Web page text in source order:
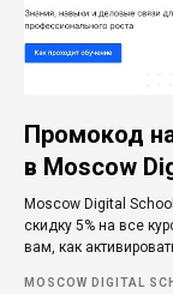
Промокод
в Moscow
Moscow Digital
скидку 5% на все
вам, как
MOSCOW DIGITAL